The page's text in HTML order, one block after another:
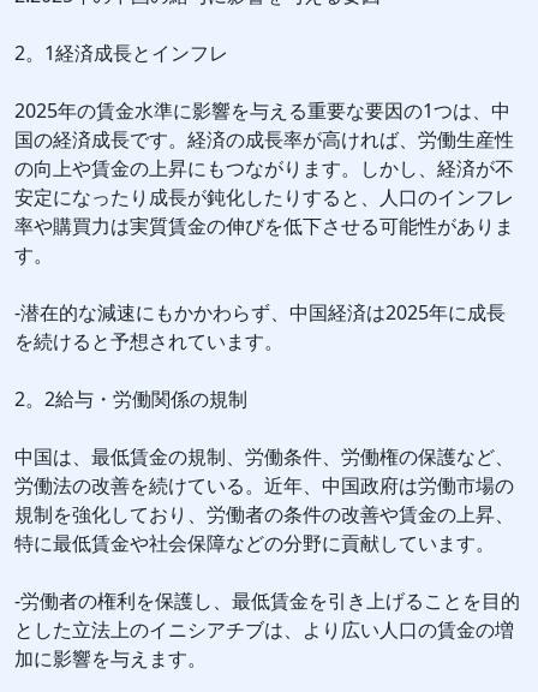
2。1経済成長とインフレ
2025年の賃金水準に影響を与える重要な要因の1つは、中
国の経済成長です。経済の成長率が高ければ、労働生産性
の向上や賃金の上昇にもつながります。しかし、経済が不
安定になったり成長が鈍化したりすると、人口のインフレ
率や購買力は実質賃金の伸びを低下させる可能性がありま
す。
-潜在的な減速にもかかわらず、中国経済は2025年に成長
を続けると予想されています。
2。2給与・労働関係の規制
中国は、最低賃金の規制、労働条件、労働権の保護など、
労働法の改善を続けている。近年、中国政府は労働市場の
規制を強化しており、労働者の条件の改善や賃金の上昇、
特に最低賃金や社会保障などの分野に貢献しています。
-労働者の権利を保護し、最低賃金を引き上げることを目的
とした立法上のイニシアチブは、より広い人口の賃金の増
加に影響を与えます。